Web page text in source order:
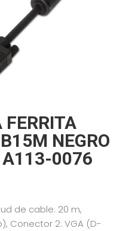
FERRITA
NEGRO
A113-0076
de cable: 20 m,
Conector 2: VGA (D-